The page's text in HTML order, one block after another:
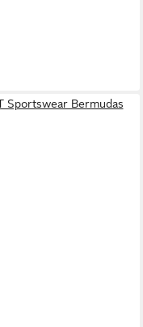
Sportswear Bermudas